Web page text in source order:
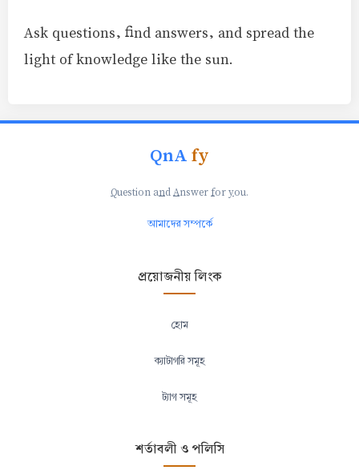
Ask questions, find answers, and spread the
light of knowledge like the sun.
QnAfy
Question andAnswer foryou.
আমাদের সম্পর্কে
প্রয়োজনীয় লিংক
হোম
ক্যাটাগরি সমূহ
ট্যাগ সমূহ
শর্তাবলী ও পলিসি